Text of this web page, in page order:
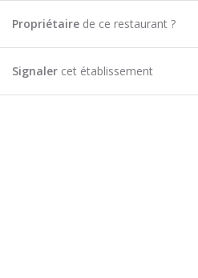
Propriétaire de ce restaurant ?
Signaler cet établissement